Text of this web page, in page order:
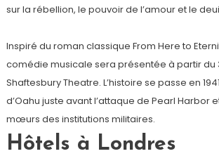
sur la rébellion, le pouvoir de l’amour et le
Inspiré du roman classique From Here to
comédie musicale sera présentée à partir du
Shaftesbury Theatre. L’histoire se passe en
d’Oahu juste avant l’attaque de Pearl Harbor
mœurs des institutions militaires.
Hôtels à Londres